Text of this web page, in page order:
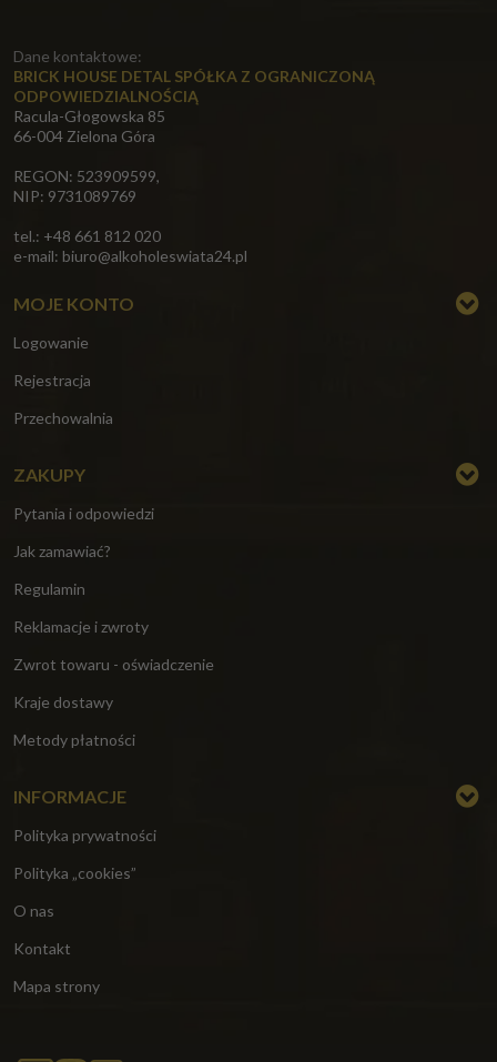
Dane kontaktowe:
BRICK HOUSE DETAL SPÓŁKA Z OGRANICZONĄ
ODPOWIEDZIALNOŚCIĄ
Racula-Głogowska 85
66-004 Zielona Góra
REGON: 523909599,
NIP: 9731089769
tel.: +48 661 812 020
e-mail: biuro@alkoholeswiata24.pl
MOJE KONTO
Logowanie
Rejestracja
Przechowalnia
ZAKUPY
Pytania i odpowiedzi
Jak zamawiać?
Regulamin
Reklamacje i zwroty
Zwrot towaru - oświadczenie
Kraje dostawy
Metody płatności
INFORMACJE
Polityka prywatności
Polityka „cookies”
O nas
Kontakt
Mapa strony